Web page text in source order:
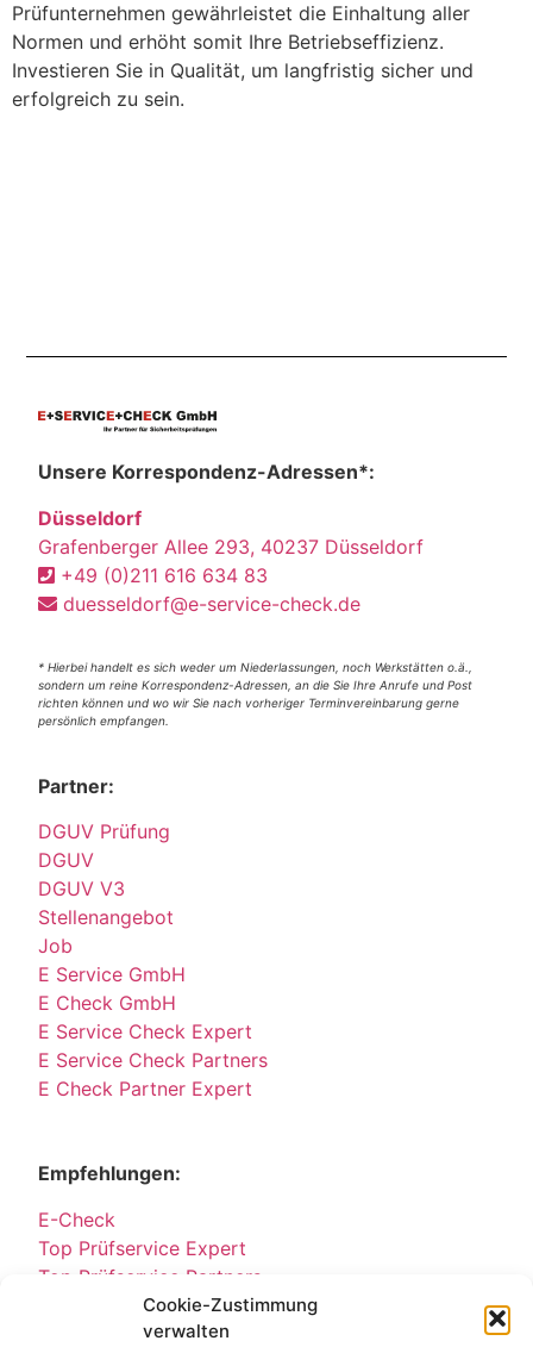
Cookie-Zustimmung
verwalten
Prüfunternehmen gewährleistet die Einhaltung aller
Normen und erhöht somit Ihre Betriebseffizienz.
Investieren Sie in Qualität, um langfristig sicher und
erfolgreich zu sein.
Unsere Korrespondenz-Adressen*:
Düsseldorf
Grafenberger Allee 293, 40237 Düsseldorf
+49 (0)211 616 634 83
duesseldorf@e-service-check.de
* Hierbei handelt es sich weder um Niederlassungen, noch Werkstätten o.ä.,
sondern um reine Korrespondenz-Adressen, an die Sie Ihre Anrufe und Post
richten können und wo wir Sie nach vorheriger Terminvereinbarung gerne
persönlich empfangen.
Partner:
DGUV Prüfung
DGUV
DGUV V3
Stellenangebot
Job
E Service GmbH
E Check GmbH
E Service Check Expert
E Service Check Partners
E Check Partner Expert
Empfehlungen:
E-Check
Top Prüfservice Expert
Top Prüfservice Partners
Top Prüfservice GmbH
Sicherheitsprüfungen Partners